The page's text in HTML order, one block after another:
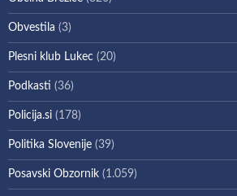
Obvestila (3)
Plesni klub Lukec (20)
Podkasti (36)
Policija.si (178)
Politika Slovenije (39)
Posavski Obzornik (1.059)